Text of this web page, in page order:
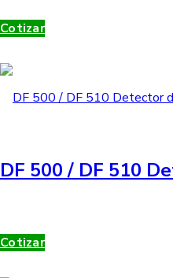
Cotizar
DF 500 / DF 510
Cotizar